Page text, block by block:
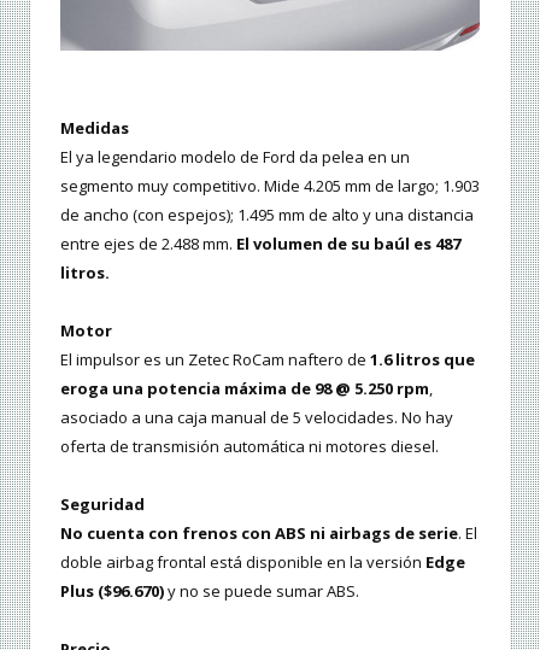
Medidas
El ya legendario modelo de Ford da pelea en un
segmento muy competitivo. Mide 4.205 mm de largo; 1.903
de ancho (con espejos); 1.495 mm de alto y una distancia
entre ejes de 2.488 mm. El volumen de su baúl es 487
litros.
Motor
El impulsor es un Zetec RoCam naftero de 1.6 litros que
eroga una potencia máxima de 98 @ 5.250 rpm,
asociado a una caja manual de 5 velocidades. No hay
oferta de transmisión automática ni motores diesel.
Seguridad
No cuenta con frenos con ABS ni airbags de serie. El
doble airbag frontal está disponible en la versión Edge
Plus ($96.670)y no se puede sumar ABS.